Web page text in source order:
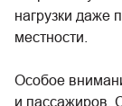
нагрузки даже
местности.
Особое
и пассажиров.